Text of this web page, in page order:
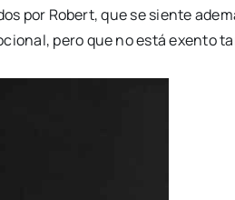
por Robert, que se siente
pero que no está exento